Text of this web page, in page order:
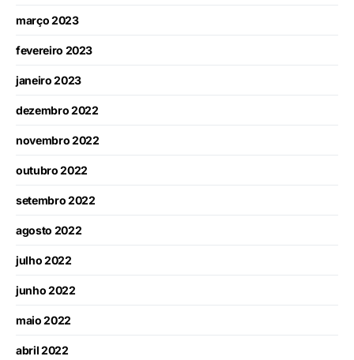
março 2023
fevereiro 2023
janeiro 2023
dezembro 2022
novembro 2022
outubro 2022
setembro 2022
agosto 2022
julho 2022
junho 2022
maio 2022
abril 2022